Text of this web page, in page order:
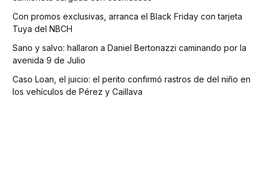
Con promos exclusivas, arranca el Black Friday con tarjeta
Tuya del NBCH
Sano y salvo: hallaron a Daniel Bertonazzi caminando por la
avenida 9 de Julio
Caso Loan, el juicio: el perito confirmó rastros de del niño en
los vehículos de Pérez y Caillava